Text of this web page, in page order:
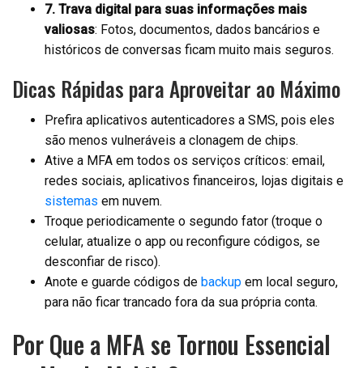
7. Trava digital para suas informações mais
valiosas: Fotos, documentos, dados bancários e
históricos de conversas ficam muito mais seguros.
Dicas Rápidas para Aproveitar ao Máximo
Prefira aplicativos autenticadores a SMS, pois eles
são menos vulneráveis a clonagem de chips.
Ative a MFA em todos os serviços críticos: email,
redes sociais, aplicativos financeiros, lojas digitais e
sistemas em nuvem.
Troque periodicamente o segundo fator (troque o
celular, atualize o app ou reconfigure códigos, se
desconfiar de risco).
Anote e guarde códigos de backup em local seguro,
para não ficar trancado fora da sua própria conta.
Por Que a MFA se Tornou Essencial